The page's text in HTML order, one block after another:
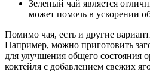
Зеленый чай является
может помочь в ускорении
Помимо чая, есть и другие
Например, можно приготовить
для улучшения общего состояния
коктейля с добавлением свежих